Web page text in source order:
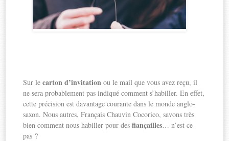
Sur lecarton d’invitation ou le mail que vous avez reçu, il
ne sera probablement pas indiqué comment s’habiller. En effet,
cette précision est davantage courante dans le monde anglo-
saxon. Nous autres, Français Chauvin Cocorico, savons très
bien comment nous habiller pour desfiançailles… n’est ce
pas ?